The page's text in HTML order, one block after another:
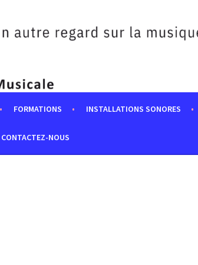
FORMATIONS INSTALLATIONS SONORES
CONTACTEZ-NOUS